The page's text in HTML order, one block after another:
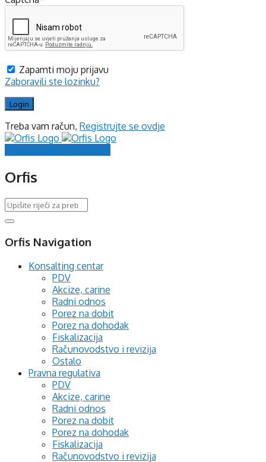
Zapamti moju prijavu
Zaboravili ste lozinku?
Treba vam račun, Registrujte se ovdje
Orfis
Orfis Navigation
Konsalting centar
PDV
Akcize, carine
Radni odnos
Porez na dobit
Porez na dohodak
Fiskalizacija
Računovodstvo i revizija
Ostalo
Pravna regulativa
PDV
Akcize, carine
Radni odnos
Porez na dobit
Porez na dohodak
Fiskalizacija
Računovodstvo i revizija